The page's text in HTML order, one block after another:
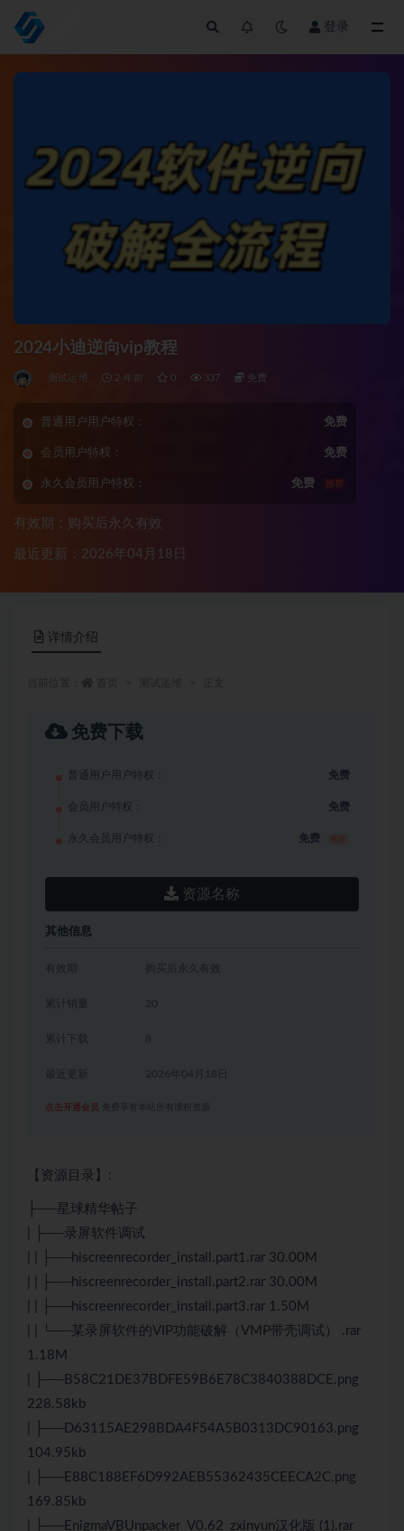
登录
2024小迪逆向vip教程
测试运维 2 年前 0 337 免费
普通用户用户特权： 免费
会员用户特权： 免费
永久会员用户特权： 免费 推荐
有效期：购买后永久有效
最近更新：2026年04月18日
详情介绍
免费下载
普通用户用户特权： 免费
会员用户特权： 免费
永久会员用户特权： 免费
资源名称
其他信息
有效期 购买后永久有效
累计销量 20
累计下载 8
2026年04月18日
点击开通会员 免费享有本站所有课程资源
【资源目录】:
├──星球精华帖子
| ├──录屏软件调试
| | ├──hiscreenrecorder_install.part1.rar 30.00M
| | ├──hiscreenrecorder_install.part2.rar 30.00M
| | ├──hiscreenrecorder_install.part3.rar 1.50M
| | └──某录屏软件的VIP功能破解（VMP带壳调试） .rar
1.18M
| ├──B58C21DE37BDFE59B6E78C3840388DCE.png
228.58kb
| ├──D63115AE298BDA4F54A5B0313DC90163.png
104.95kb
| ├──E88C188EF6D992AEB55362435CEECA2C.png
169.85kb
| ├──EnigmaVBUnpacker_V0.62_zxinyun汉化版 (1).rar